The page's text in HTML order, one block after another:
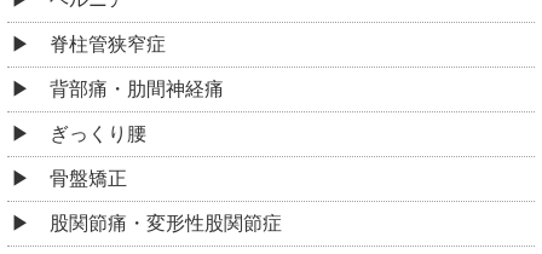
脊柱管狭窄症
背部痛・肋間神経痛
ぎっくり腰
骨盤矯正
股関節痛・変形性股関節症